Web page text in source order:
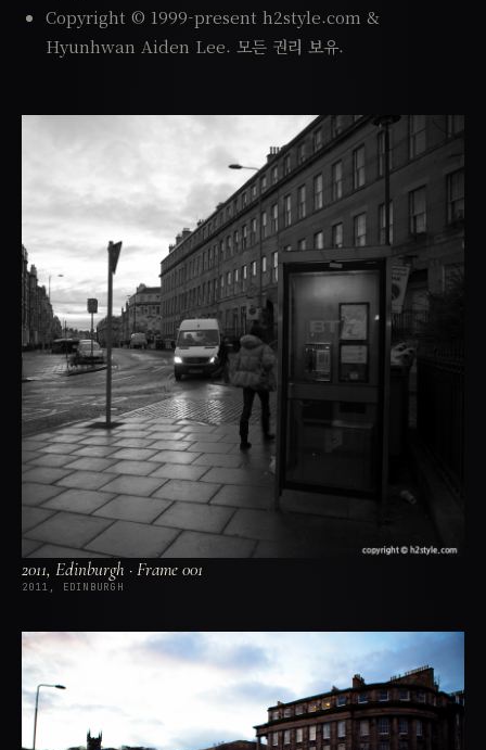
Copyright © 1999-present h2style.com &
Hyunhwan Aiden Lee. 모든 권리 보유.
2011, Edinburgh · Frame 001
2011, EDINBURGH